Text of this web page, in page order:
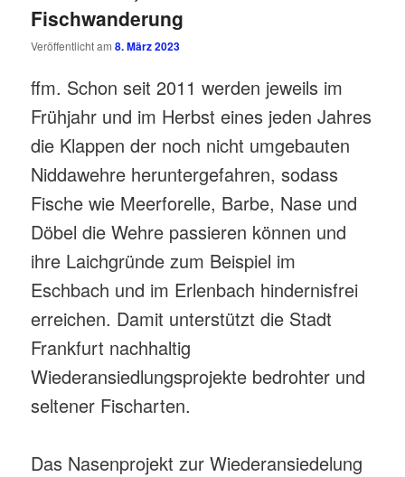
Fischwanderung
Veröffentlicht am8. März 2023
ffm. Schon seit 2011 werden jeweils im
Frühjahr und im Herbst eines jeden Jahres
die Klappen der noch nicht umgebauten
Niddawehre heruntergefahren, sodass
Fische wie Meerforelle, Barbe, Nase und
Döbel die Wehre passieren können und
ihre Laichgründe zum Beispiel im
Eschbach und im Erlenbach hindernisfrei
erreichen. Damit unterstützt die Stadt
Frankfurt nachhaltig
Wiederansiedlungsprojekte bedrohter und
seltener Fischarten.
Das Nasenprojekt zur Wiederansiedelung